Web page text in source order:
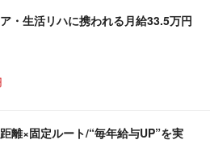
・生活リハに携われる月給33.5万円
離×固定ルート/“毎年給与UP”を実